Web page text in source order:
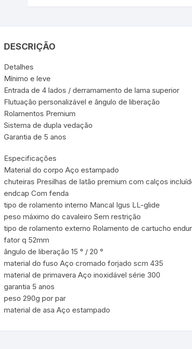
DESCRIÇÃO
Detalhes
Mínimo e leve
Entrada de 4 lados / derramamento de lama superior
Flutuação personalizável e ângulo de liberação
Rolamentos Premium
Sistema de dupla vedação
Garantia de 5 anos
Especificações
Material do corpo Aço estampado
chuteiras Presilhas de latão premium com calços
endcap Com fenda
tipo de rolamento interno Mancal Igus LL-glide
peso máximo do cavaleiro Sem restrição
tipo de rolamento externo Rolamento de cartucho
fator q 52mm
ângulo de liberação 15 ° / 20 °
material do fuso Aço cromado forjado scm 435
material de primavera Aço inoxidável série 300
garantia 5 anos
peso 290g por par
material de asa Aço estampado